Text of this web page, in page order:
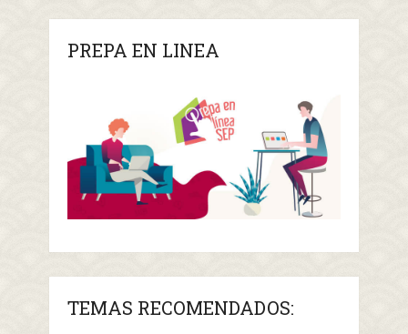
PREPA EN LINEA
TEMAS RECOMENDADOS: